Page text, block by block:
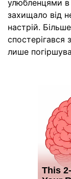
улюбленцями в
захищало від
настрій.
лише